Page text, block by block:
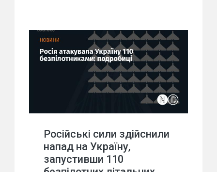
Російські сили здійснили
напад на Україну,
запустивши 110